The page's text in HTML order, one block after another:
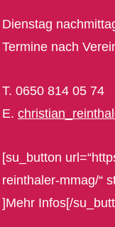
Dienstag
Termine nach
T. 0650 814 05 74
E.
[su_button
reinthaler-mmag/“
]Mehr Infos[/